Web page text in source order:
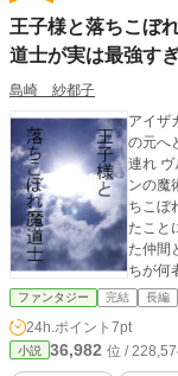
王子様と落ちこぼ
道士が実は最強す
島崎 紗都子
アイザ
の元へ
連れ ヴ
ンの魔
ちこぼ
たこと
た仲間
ちが何
ら一転
ファンタジー 完結 長編
24h.ポイント 7pt
小説 36,982 位 /